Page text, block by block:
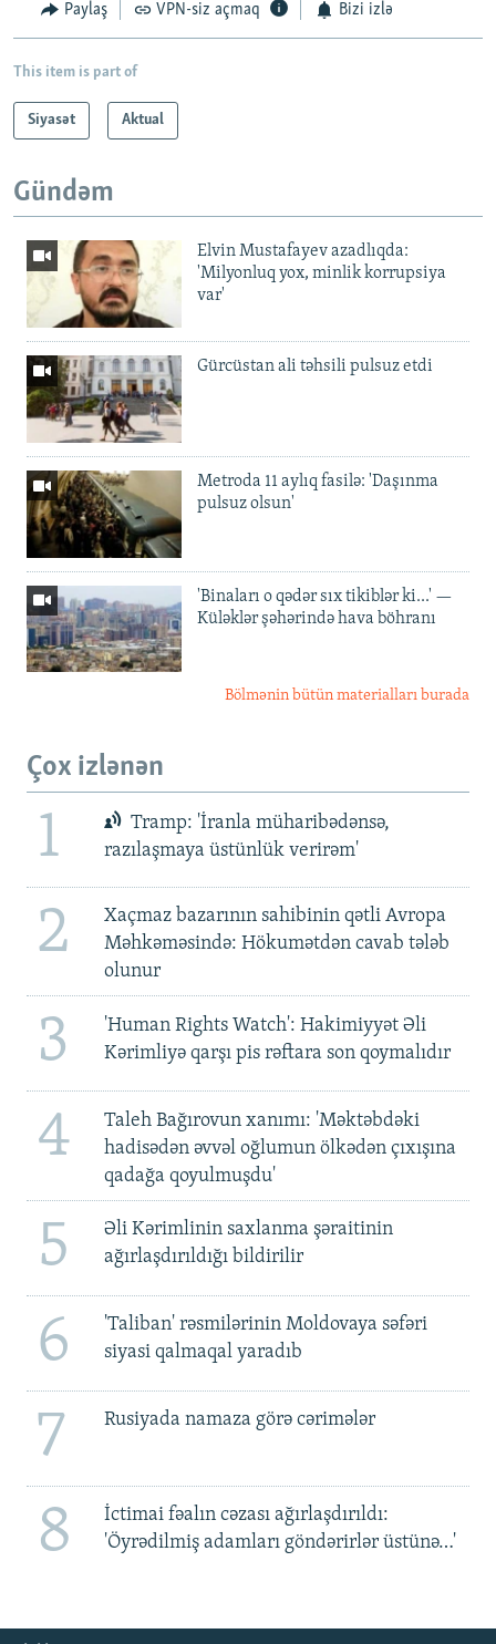
Paylaş VPN-siz açmaq Bizi izlə
This item is part of
Siyasət Aktual
Gündəm
Elvin Mustafayev azadlıqda:
'Milyonluq yox, minlik korrupsiya
var'
Gürcüstan ali təhsili pulsuz etdi
Metroda 11 aylıq fasilə: 'Daşınma
pulsuz olsun'
'Binaları o qədər sıx tikiblər ki...' —
Küləklər şəhərində hava böhranı
Bölmənin bütün materialları burada
Çox izlənən
1
Tramp: 'İranla müharibədənsə,
razılaşmaya üstünlük verirəm'
2
Xaçmaz bazarının sahibinin qətli Avropa
Məhkəməsində: Hökumətdən cavab tələb
olunur
3
'Human Rights Watch': Hakimiyyət Əli
Kərimliyə qarşı pis rəftara son qoymalıdır
4
Taleh Bağırovun xanımı: 'Məktəbdəki
hadisədən əvvəl oğlumun ölkədən çıxışına
qadağa qoyulmuşdu'
5
Əli Kərimlinin saxlanma şəraitinin
ağırlaşdırıldığı bildirilir
6
'Taliban' rəsmilərinin Moldovaya səfəri
siyasi qalmaqal yaradıb
7 Rusiyada namaza görə cərimələr
8
İctimai fəalın cəzası ağırlaşdırıldı:
'Öyrədilmiş adamları göndərirlər üstünə…'